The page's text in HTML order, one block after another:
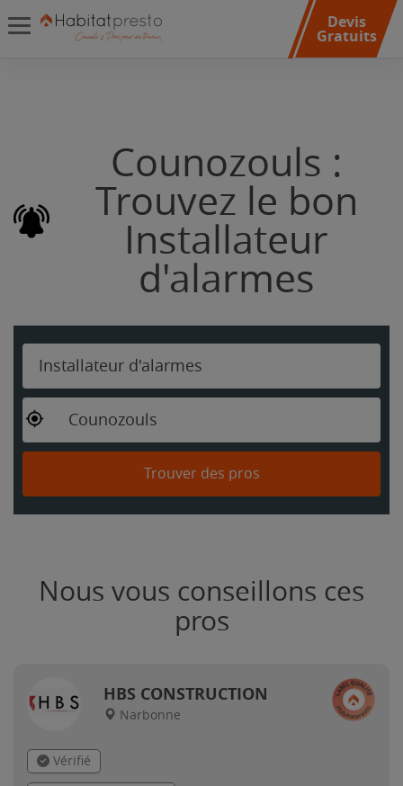
Devis
Gratuits
Counozouls :
Trouvez le bon
Installateur
d'alarmes
Installateur d'alarmes
Counozouls
Trouver des pros
Nous vous conseillons ces
pros
HBS CONSTRUCTION
Narbonne
Vérifié